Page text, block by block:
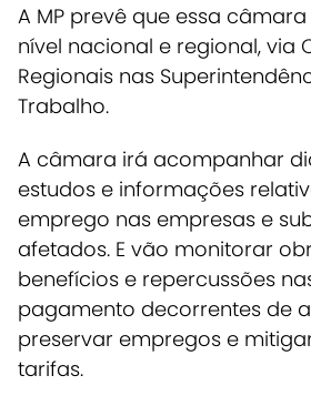
A MP prevê que essa
nível nacional e regional, via
Regionais nas
Trabalho.
A câmara irá acompanhar
estudos e informações
emprego nas empresas e
afetados. E vão monitorar
benefícios e repercussões
pagamento decorrentes de
preservar empregos e
tarifas.